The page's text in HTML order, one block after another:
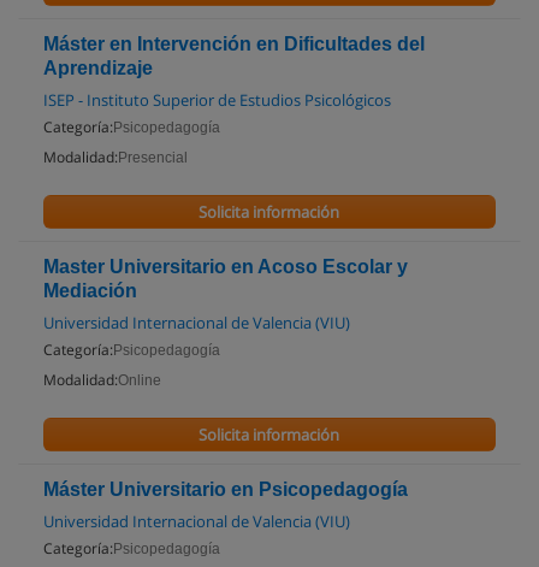
Máster en Intervención en Dificultades del
Aprendizaje
ISEP - Instituto Superior de Estudios Psicológicos
Categoría: Psicopedagogía
Modalidad: Presencial
Solicita información
Master Universitario en Acoso Escolar y
Mediación
Universidad Internacional de Valencia (VIU)
Categoría: Psicopedagogía
Modalidad:Online
Solicita información
Máster Universitario en Psicopedagogía
Universidad Internacional de Valencia (VIU)
Categoría: Psicopedagogía